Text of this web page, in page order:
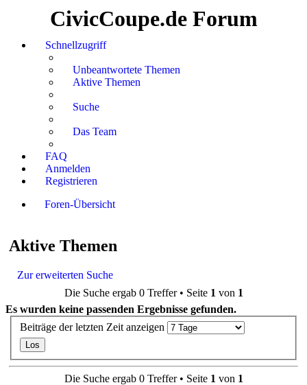
CivicCoupe.de Forum
Schnellzugriff
Unbeantwortete Themen
Aktive Themen
Suche
Das Team
FAQ
Anmelden
Registrieren
Foren-Übersicht
Aktive Themen
Zur erweiterten Suche
Die Suche ergab 0 Treffer • Seite 1 von 1
Es wurden keine passenden Ergebnisse gefunden.
Beiträge der letzten Zeit anzeigen
Die Suche ergab 0 Treffer • Seite 1 von 1